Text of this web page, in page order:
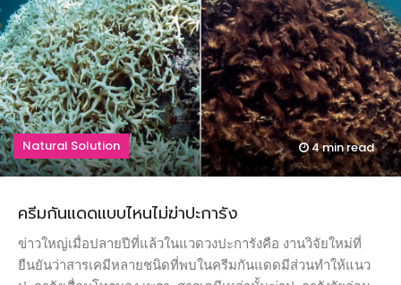
Natural Solution 4 minread
ครีมกันแดดแบบไหนไม่ฆ่าปะการัง
ข่าวใหญ่เมื่อปลายปีที่แล้วในแวดวงปะการังคือ งานวิจัยใหม่ที่
ยืนยันว่าสารเคมีหลายชนิดที่พบในครีมกันแดดมีส่วนทำให้แนว